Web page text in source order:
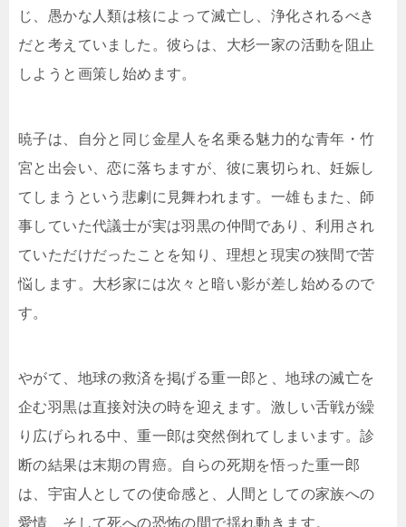
じ、愚かな人類は核によって滅亡し、浄化されるべき
だと考えていました。彼らは、大杉一家の活動を阻止
しようと画策し始めます。
暁子は、自分と同じ金星人を名乗る魅力的な青年・竹
宮と出会い、恋に落ちますが、彼に裏切られ、妊娠し
てしまうという悲劇に見舞われます。一雄もまた、師
事していた代議士が実は羽黒の仲間であり、利用され
ていただけだったことを知り、理想と現実の狭間で苦
悩します。大杉家には次々と暗い影が差し始めるので
す。
やがて、地球の救済を掲げる重一郎と、地球の滅亡を
企む羽黒は直接対決の時を迎えます。激しい舌戦が繰
り広げられる中、重一郎は突然倒れてしまいます。診
断の結果は末期の胃癌。自らの死期を悟った重一郎
は、宇宙人としての使命感と、人間としての家族への
愛情、そして死への恐怖の間で揺れ動きます。